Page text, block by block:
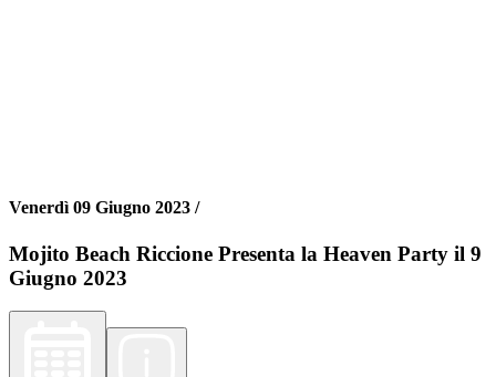
Venerdì 09 Giugno 2023 /
Mojito Beach Riccione Presenta la Heaven Party il 9
Giugno 2023